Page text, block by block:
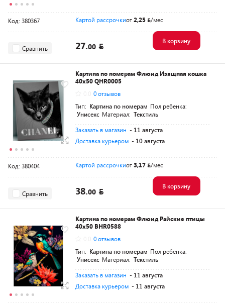
Код: 380367 Картой рассрочкиот2,25 /мес
Сравнить 27.00
В корзину
Картина по номерам Флюид Изящная кошка
40x50 QHR0005
0 отзывов
Тип: Картина по номерам Пол ребенка:
Унисекс Материал: Текстиль
Заказать в магазин - 11 августа
Доставка курьером - 10 августа
Код: 380404 Картой рассрочкиот3,17 /мес
Сравнить 38.00
В корзину
Картина по номерам Флюид Райские птицы
40x50 BHR0588
0 отзывов
Тип: Картина по номерам Пол ребенка:
Унисекс Материал: Текстиль
Заказать в магазин - 11 августа
Доставка курьером - 11 августа